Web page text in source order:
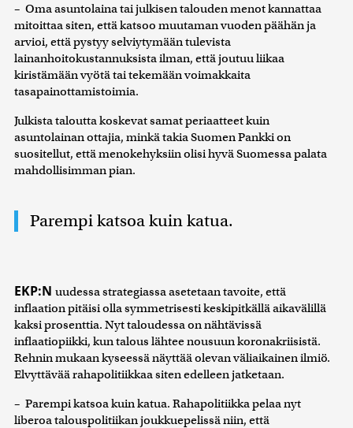
– Oma asuntolaina tai julkisen talouden menot kannattaa
mitoittaa siten, että katsoo muutaman vuoden päähän ja
arvioi, että pystyy selviytymään tulevista
lainanhoitokustannuksista ilman, että joutuu liikaa
kiristämään vyötä tai tekemään voimakkaita
tasapainottamistoimia.
Julkista taloutta koskevat samat periaatteet kuin
asuntolainan ottajia, minkä takia Suomen Pankki on
suositellut, että menokehyksiin olisi hyvä Suomessa palata
mahdollisimman pian.
Parempi katsoa kuin katua.
EKP:N uudessa strategiassa asetetaan tavoite, että
inflaation pitäisi olla symmetrisesti keskipitkällä aikavälillä
kaksi prosenttia. Nyt taloudessa on nähtävissä
inflaatiopiikki, kun talous lähtee nousuun koronakriisistä.
Rehnin mukaan kyseessä näyttää olevan väliaikainen ilmiö.
Elvyttävää rahapolitiikkaa siten edelleen jatketaan.
– Parempi katsoa kuin katua. Rahapolitiikka pelaa nyt
liberoa talouspolitiikan joukkuepelissä niin, että